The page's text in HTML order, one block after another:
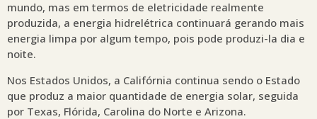
mundo, mas em termos de eletricidade realmente
produzida, a energia hidrelétrica continuará gerando mais
energia limpa por algum tempo, pois pode produzi-la dia e
noite.
Nos Estados Unidos, a Califórnia continua sendo o Estado
que produz a maior quantidade de energia solar, seguida
por Texas, Flórida, Carolina do Norte e Arizona.